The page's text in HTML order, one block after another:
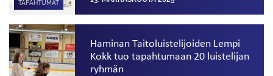
TAPAHTUMAT
Haminan Taitoluistelijoiden Lempi
Kokk tuo tapahtumaan 20 luistelijan
ryhmän